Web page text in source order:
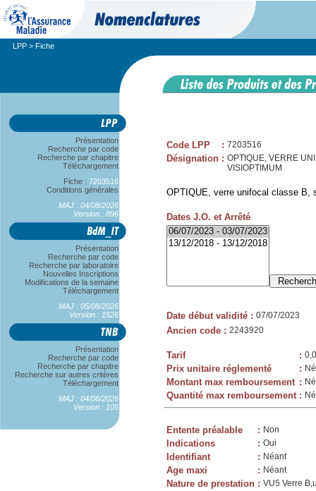
LPP > Fiche
Présentation
Recherche par code
Recherche par chapitre
Téléchargement
Fiche : 7203516
Conditions générales
MAJ : 04/08/2026
Version : 896
Présentation
Recherche par code
Recherche par laboratoire
Nouvelles Inscriptions
Modifications de la semaine
Téléchargement
MAJ : 05/08/2026
Version : 1526
Présentation
Recherche par code
Recherche par chapitre
Recherche sur autres critères
Téléchargement
MAJ : 04/06/2026
Version : 105
Code LPP : 7203516
Désignation : OPTIQUE, VERRE
VISIOPTIMUM
OPTIQUE, verre unifocal classe B,
Dates J.O. et Arrêté
Date début validité : 07/07/2023
Ancien code : 2243920
Tarif :
Prix unitaire réglementé :
Montant max remboursement :
Quantité max remboursement :
Entente préalable : Non
Indications : Oui
Identifiant : Néant
Age maxi : Néant
Nature de prestation : VU5 Verre